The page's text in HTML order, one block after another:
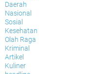
Daerah
Nasional
Sosial
Kesehatan
Olah Raga
Kriminal
Artikel
Kuliner